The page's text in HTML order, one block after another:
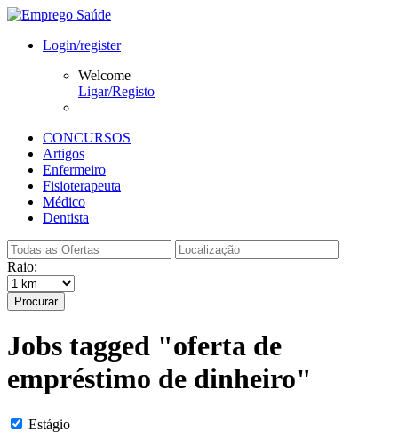
Login/register
Welcome
Ligar/Registo
CONCURSOS
Artigos
Enfermeiro
Fisioterapeuta
Médico
Dentista
Raio:
Procurar
Jobs tagged "oferta de
empréstimo de dinheiro"
Estágio